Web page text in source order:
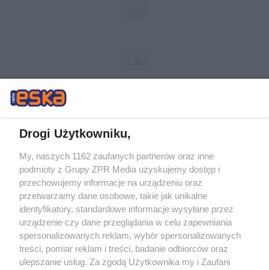
Żaden utwór zamieszczony w serwisie nie może być powielany i
rozpowszechniany lub dalej rozpowszechniany w jakikolwiek sposób (w
tym także elektroniczny lub mechaniczny) na jakimkolwiek polu
eksploatacji w jakiejkolwiek formie, włącznie z umieszczaniem w
Internecie bez pisemnej zgody właściciela praw. Jakiekolwiek użycie lub
wykorzystanie utworów w całości lub w części z naruszeniem prawa,
tzn. bez właściwej zgody, jest zabronione pod groźbą kary i może być
ścigane prawnie.
Drogi Użytkowniku,
My, naszych 1162 zaufanych partnerów oraz inne
podmioty z Grupy ZPR Media uzyskujemy dostęp i
przechowujemy informacje na urządzeniu oraz
przetwarzamy dane osobowe, takie jak unikalne
identyfikatory, standardowe informacje wysyłane przez
urządzenie czy dane przeglądania w celu zapewniania
spersonalizowanych reklam, wybór spersonalizowanych
treści, pomiar reklam i treści, badanie odbiorców oraz
ulepszanie usług. Za zgodą Użytkownika my i Zaufani